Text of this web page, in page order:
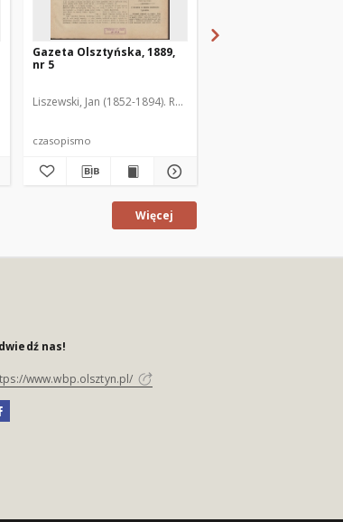
Gazeta Olsztyńska, 1889,
nr 5
Liszewski, Jan (1852-1894). Red.
czasopismo
Więcej
nas!
www.wbp.olsztyn.pl/